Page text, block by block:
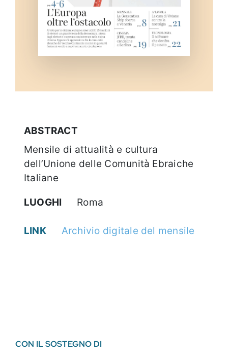
ABSTRACT
Mensile di attualità e cultura
dell’Unione delle Comunità Ebraiche
Italiane
LUOGHI Roma
LINK Archivio digitale del mensile
CON IL SOSTEGNO DI